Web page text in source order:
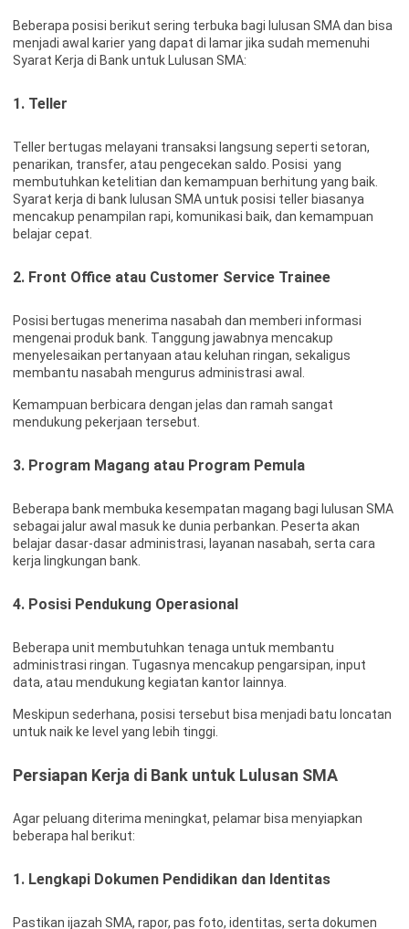
Beberapa posisi berikut sering terbuka bagi lulusan SMA dan bisa
menjadi awal karier yang dapat di lamar jika sudah memenuhi
Syarat Kerja di Bank untuk Lulusan SMA:
1. Teller
Teller bertugas melayani transaksi langsung seperti setoran,
penarikan, transfer, atau pengecekan saldo. Posisi yang
membutuhkan ketelitian dan kemampuan berhitung yang baik.
Syarat kerja di bank lulusan SMA untuk posisi teller biasanya
mencakup penampilan rapi, komunikasi baik, dan kemampuan
belajar cepat.
2. Front Office atau Customer Service Trainee
Posisi bertugas menerima nasabah dan memberi informasi
mengenai produk bank. Tanggung jawabnya mencakup
menyelesaikan pertanyaan atau keluhan ringan, sekaligus
membantu nasabah mengurus administrasi awal.
Kemampuan berbicara dengan jelas dan ramah sangat
mendukung pekerjaan tersebut.
3. Program Magang atau Program Pemula
Beberapa bank membuka kesempatan magang bagi lulusan SMA
sebagai jalur awal masuk ke dunia perbankan. Peserta akan
belajar dasar-dasar administrasi, layanan nasabah, serta cara
kerja lingkungan bank.
4. Posisi Pendukung Operasional
Beberapa unit membutuhkan tenaga untuk membantu
administrasi ringan. Tugasnya mencakup pengarsipan, input
data, atau mendukung kegiatan kantor lainnya.
Meskipun sederhana, posisi tersebut bisa menjadi batu loncatan
untuk naik ke level yang lebih tinggi.
Persiapan Kerja di Bank untuk Lulusan SMA
Agar peluang diterima meningkat, pelamar bisa menyiapkan
beberapa hal berikut:
1. Lengkapi Dokumen Pendidikan dan Identitas
Pastikan ijazah SMA, rapor, pas foto, identitas, serta dokumen